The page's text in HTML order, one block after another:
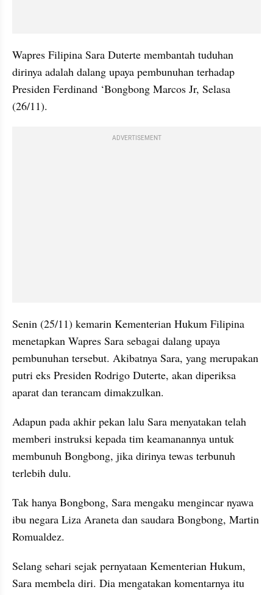
Wapres Filipina Sara Duterte membantah tuduhan
dirinya adalah dalang upaya pembunuhan terhadap
Presiden Ferdinand ‘Bongbong Marcos Jr, Selasa
(26/11).
ADVERTISEMENT
Senin (25/11) kemarin Kementerian Hukum Filipina
menetapkan Wapres Sara sebagai dalang upaya
pembunuhan tersebut. Akibatnya Sara, yang merupakan
putri eks Presiden Rodrigo Duterte, akan diperiksa
aparat dan terancam dimakzulkan.
Adapun pada akhir pekan lalu Sara menyatakan telah
memberi instruksi kepada tim keamanannya untuk
membunuh Bongbong, jika dirinya tewas terbunuh
terlebih dulu.
Tak hanya Bongbong, Sara mengaku mengincar nyawa
ibu negara Liza Araneta dan saudara Bongbong, Martin
Romualdez.
Selang sehari sejak pernyataan Kementerian Hukum,
Sara membela diri. Dia mengatakan komentarnya itu